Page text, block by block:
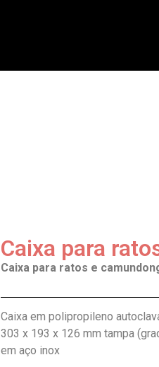
Caixa para
Caixa para ratos e
Caixa em polipropileno
303 x 193 x 126 mm tampa
em aço inox